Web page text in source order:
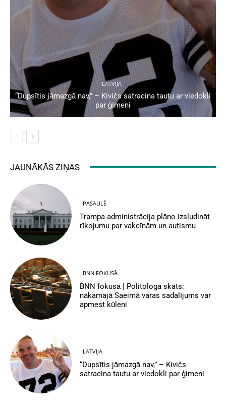
LATVIJA
“Dupsītis jāmazgā nav,” – Kivičs satracina tautu ar viedokli
par ģimeni
JAUNĀKĀS ZIŅAS
PASAULĒ
Trampa administrācija plāno izsludināt
rīkojumu par vakcīnām un autismu
BNN FOKUSĀ
BNN fokusā | Politologa skats:
nākamajā Saeimā varas sadalījums var
apmest kūleni
LATVIJA
“Dupsītis jāmazgā nav,” – Kivičs
satracina tautu ar viedokli par ģimeni